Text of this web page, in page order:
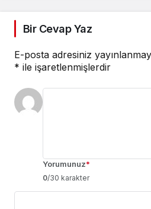
Bir Cevap Yaz
E-posta adresiniz
* ile işaretlenmişlerdir
Yorumunuz*
0/30 karakter